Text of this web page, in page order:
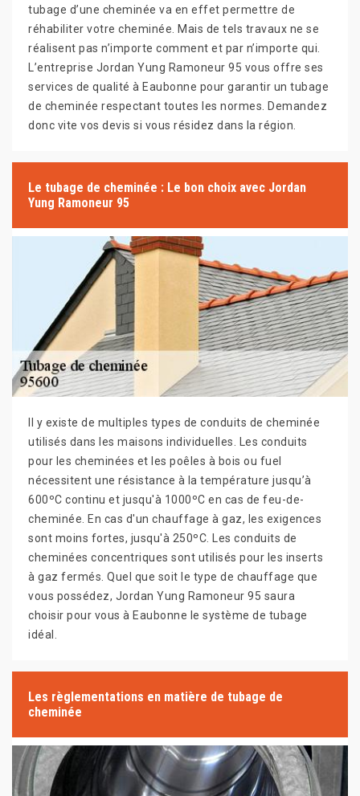
tubage d’une cheminée va en effet permettre de
réhabiliter votre cheminée. Mais de tels travaux ne se
réalisent pas n’importe comment et par n’importe qui.
L’entreprise Jordan Yung Ramoneur 95 vous offre ses
services de qualité à Eaubonne pour garantir un tubage
de cheminée respectant toutes les normes. Demandez
donc vite vos devis si vous résidez dans la région.
Le tubage de cheminée : Le bon choix avec Jordan
Yung Ramoneur 95
Il y existe de multiples types de conduits de cheminée
utilisés dans les maisons individuelles. Les conduits
pour les cheminées et les poêles à bois ou fuel
nécessitent une résistance à la température jusqu’à
600ºC continu et jusqu'à 1000ºC en cas de feu-de-
cheminée. En cas d'un chauffage à gaz, les exigences
sont moins fortes, jusqu'à 250ºC. Les conduits de
cheminées concentriques sont utilisés pour les inserts
à gaz fermés. Quel que soit le type de chauffage que
vous possédez, Jordan Yung Ramoneur 95 saura
choisir pour vous à Eaubonne le système de tubage
idéal.
Les règlementations en matière de tubage de
cheminée